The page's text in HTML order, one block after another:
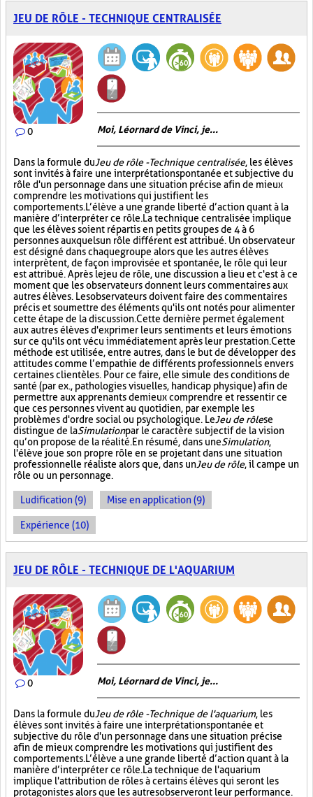
JEU DE RÔLE - TECHNIQUE CENTRALISÉE
0 Moi, Léornard de Vinci, je...
Dans la formule duJeu de rôle - Technique centralisée, les élèves
sont invités à faire une interprétation spontanée et subjective du
rôle d'un personnage dans une situation précise afin de mieux
comprendre les motivations qui justifient les
comportements. L’élève a une grande liberté d’action quant à la
manière d’interpréter ce rôle. La technique centralisée implique
que les élèves soient répartis en petits groupes de 4 à 6
personnes auxquels un rôle différent est attribué. Un observateur
est désigné dans chaque groupe alors que les autres élèves
interprètent, de façon improvisée et spontanée, le rôle qui leur
est attribué. Après le jeu de rôle, une discussion a lieu et c'est à ce
moment que les observateurs donnent leurs commentaires aux
autres élèves. Les observateurs doivent faire des commentaires
précis et soumettre des éléments qu'ils ont notés pour alimenter
cette étape de la discussion. Cette dernière permet également
aux autres élèves d'exprimer leurs sentiments et leurs émotions
sur ce qu'ils ont vécu immédiatement après leur prestation. Cette
méthode est utilisée, entre autres, dans le but de développer des
attitudes comme l’empathie de différents professionnels envers
certaines clientèles. Pour ce faire, elle simule des conditions de
santé (par ex., pathologies visuelles, handicap physique) afin de
permettre aux apprenants de mieux comprendre et ressentir ce
que ces personnes vivent au quotidien, par exemple les
problèmes d'ordre social ou psychologique. LeJeu de rôlese
distingue de laSimulationpar le caractère subjectif de la vision
qu’on propose de la réalité. En résumé, dans uneSimulation,
l'élève joue son propre rôle en se projetant dans une situation
professionnelle réaliste alors que, dans unJeu de rôle, il campe un
rôle ou un personnage.
Ludification (9) Mise en application (9)
Expérience (10)
JEU DE RÔLE - TECHNIQUE DE L'AQUARIUM
0 Moi, Léornard de Vinci, je...
Dans la formule duJeu de rôle - Technique de l'aquarium, les
élèves sont invités à faire une interprétation spontanée et
subjective du rôle d'un personnage dans une situation précise
afin de mieux comprendre les motivations qui justifient des
comportements. L’élève a une grande liberté d’action quant à la
manière d’interpréter ce rôle. La technique de l'aquarium
implique l'attribution de rôles à certains élèves qui seront les
protagonistes alors que les autres observeront leur performance.